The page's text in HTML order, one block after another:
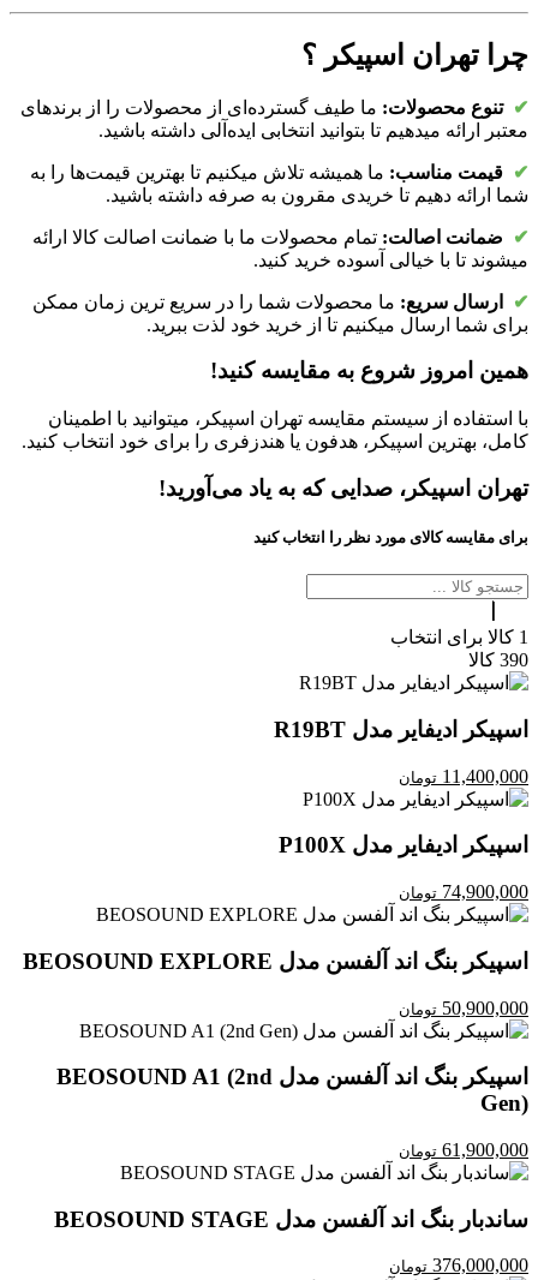
چرا تهران اسپیکر ؟
✔تنوع محصولات: ما طیف گسترده‌ای از محصولات را از برندهای
معتبر ارائه میدهیم تا بتوانید انتخابی ایده‌آلی داشته باشید.
✔ قیمت مناسب: ما همیشه تلاش میکنیم تا بهترین قیمت‌ها را به
شما ارائه دهیم تا خریدی مقرون به صرفه داشته باشید.
✔ ضمانت اصالت: تمام محصولات ما با ضمانت اصالت کالا ارائه
میشوند تا با خیالی آسوده خرید کنید.
✔ ارسال سریع: ما محصولات شما را در سریع ترین زمان ممکن
برای شما ارسال میکنیم تا از خرید خود لذت ببرید.
همین امروز شروع به مقایسه کنید!
با استفاده از سیستم مقایسه تهران اسپیکر، میتوانید با اطمینان
کامل، بهترین اسپیکر، هدفون یا هندزفری را برای خود انتخاب کنید.
تهران اسپیکر، صدایی که به یاد می‌آورید!
برای مقایسه کالای مورد نظر را انتخاب کنید
1 کالا برای انتخاب
390 کالا
اسپیکر ادیفایر مدل R19BT
11,400,000 تومان
اسپیکر ادیفایر مدل P100X
74,900,000 تومان
اسپیکر بنگ اند آلفسن مدل BEOSOUND EXPLORE
50,900,000 تومان
اسپیکر بنگ اند آلفسن مدل BEOSOUND A1 (2nd
Gen)
61,900,000 تومان
ساندبار بنگ اند آلفسن مدل BEOSOUND STAGE
376,000,000 تومان